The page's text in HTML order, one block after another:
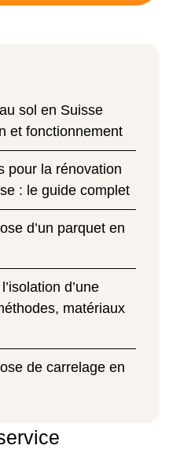
sol en Suisse
et fonctionnement
pour la rénovation
: le guide complet
d’un parquet en
d’une
matériaux
de carrelage en